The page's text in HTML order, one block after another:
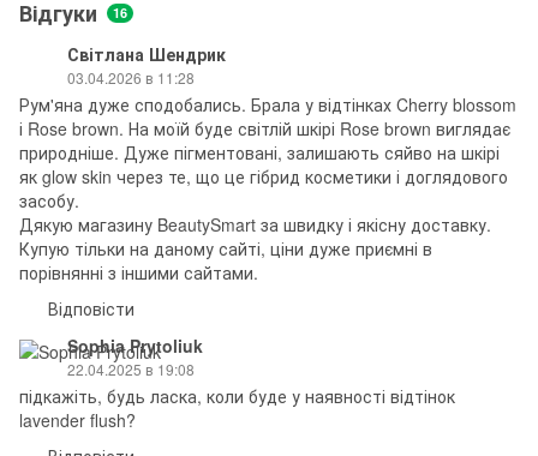
Відгуки 16
Світлана Шендрик
03.04.2026 в 11:28
Рум'яна дуже сподобались. Брала у відтінках Cherry blossom
і Rose brown. На моїй буде світлій шкірі Rose brown виглядає
природніше. Дуже пігментовані, залишають сяйво на шкірі
як glow skin через те, що це гібрид косметики і доглядового
засобу.
Дякую магазину BeautySmart за швидку і якісну доставку.
Купую тільки на даному сайті, ціни дуже приємні в
порівнянні з іншими сайтами.
Відповісти
Sophia Prytoliuk
22.04.2025 в 19:08
підкажіть, будь ласка, коли буде у наявності відтінок
lavender flush?